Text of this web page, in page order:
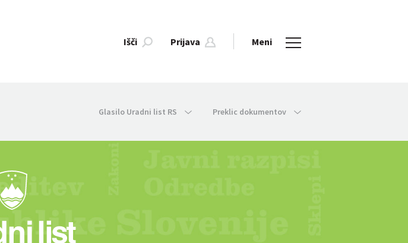
Išči Prijava Meni
Glasilo Uradni list RS Preklic dokumentov